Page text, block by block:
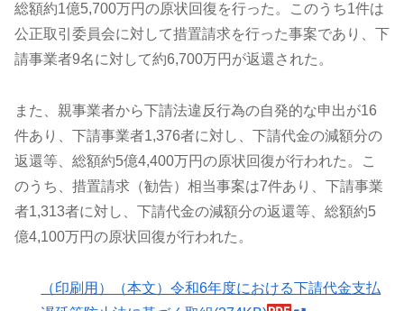
総額約1億5,700万円の原状回復を行った。このうち1件は
公正取引委員会に対して措置請求を行った事案であり、下
請事業者9名に対して約6,700万円が返還された。
また、親事業者から下請法違反行為の自発的な申出が16
件あり、下請事業者1,376者に対し、下請代金の減額分の
返還等、総額約5億4,400万円の原状回復が行われた。こ
のうち、措置請求（勧告）相当事案は7件あり、下請事業
者1,313者に対し、下請代金の減額分の返還等、総額約5
億4,100万円の原状回復が行われた。
（印刷用）（本文）令和6年度における下請代金支払